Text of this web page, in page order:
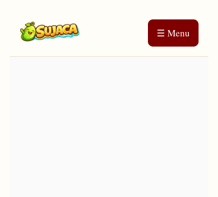
☰ Menu